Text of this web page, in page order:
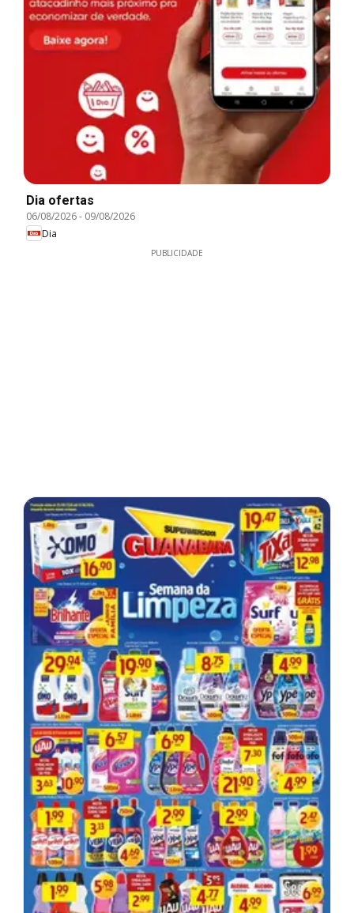
Dia ofertas
06/08/2026- 09/08/2026
Dia
PUBLICIDADE